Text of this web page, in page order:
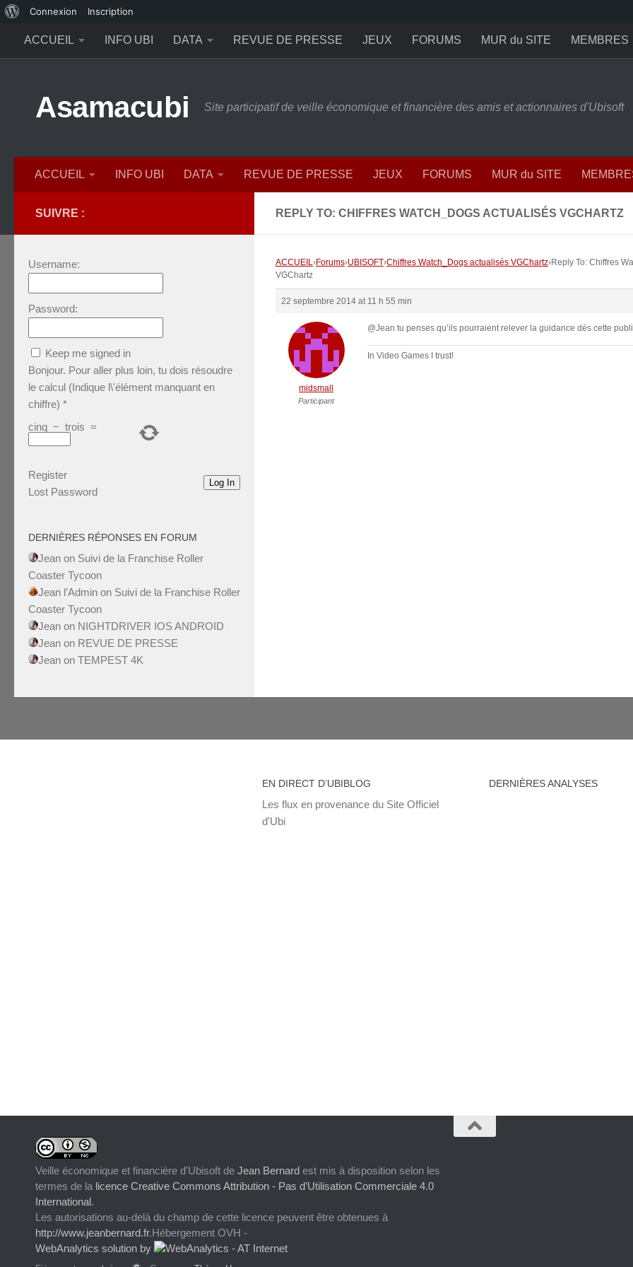
propos
de
Connexion Inscription
ACCUEIL
INFO UBI DATA REVUE DE PRESSE JEUX FORUMS MUR du SITE MEMBRES
Asamacubi Site participatif de veille économique et financière des amis et actionnaires d'Ubisoft
ACCUEIL INFO UBI DATA REVUE DE PRESSE JEUX FORUMS MUR du SITE
REPLY TO: CHIFFRES WATCH_DOGS ACTUALISÉS VGCHARTZ
ACCUEIL›Forums›UBISOFT›Chiffres Watch_Dogs actualisés VGChartz›Reply To: Chiffres
VGChartz
22 septembre 2014 at 11 h 55 min
midsmall
Participant
@Jean tu penses qu’ils pourraient relever la guidance dès cette
In Video Games I trust!
SUIVRE :
Username:
Password:
Keep me signed in
Bonjour. Pour aller plus loin, tu dois résoudre
le calcul (Indique l\'élément manquant en
chiffre) *
cinq − trois =
Log In
Register
Lost Password
DERNIÈRES RÉPONSES EN FORUM
Jean on Suivi de la Franchise Roller
Coaster Tycoon
Jean l’Admin on Suivi de la Franchise Roller
Coaster Tycoon
Jean on NIGHTDRIVER IOS ANDROID
Jean on REVUE DE PRESSE
Jean on TEMPEST 4K
EN DIRECT D’UBIBLOG
Les flux en provenance du Site Officiel
d'Ubi
DERNIÈRES ANALYSES
Veille économique et financière d'Ubisoft de Jean Bernard est mis à disposition selon les
termes de la licence Creative Commons Attribution - Pas d’Utilisation Commerciale 4.0
International.
Les autorisations au-delà du champ de cette licence peuvent être obtenues à
http://www.jeanbernard.fr.Hébergement OVH -
WebAnalytics solution by